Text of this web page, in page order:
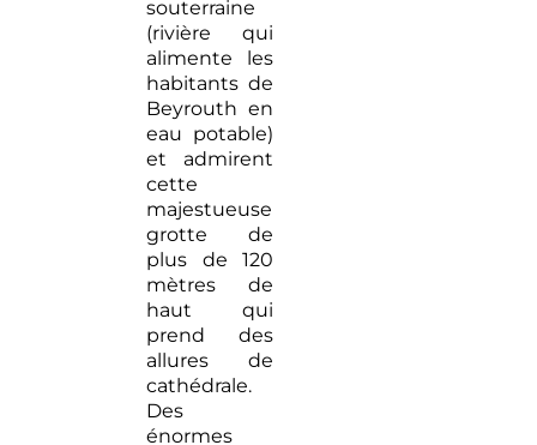
souterraine
(rivière qui
alimente les
habitants de
Beyrouth en
eau potable)
et admirent
cette
majestueuse
grotte de
plus de 120
mètres de
haut qui
prend des
allures de
cathédrale.
Des
énormes